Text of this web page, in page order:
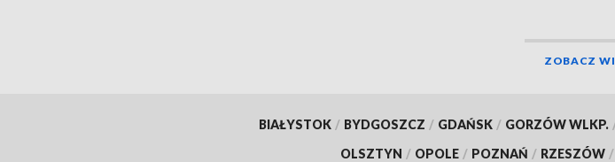
ZOBACZ
BIAŁYSTOK / BYDGOSZCZ / GDAŃSK / GORZÓW WLKP.
OLSZTYN / OPOLE / POZNAŃ / RZESZÓW /